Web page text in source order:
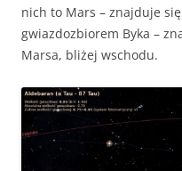
nich to Mars – znajduje
gwiazdozbiorem Byka –
Marsa, bliżej wschodu.